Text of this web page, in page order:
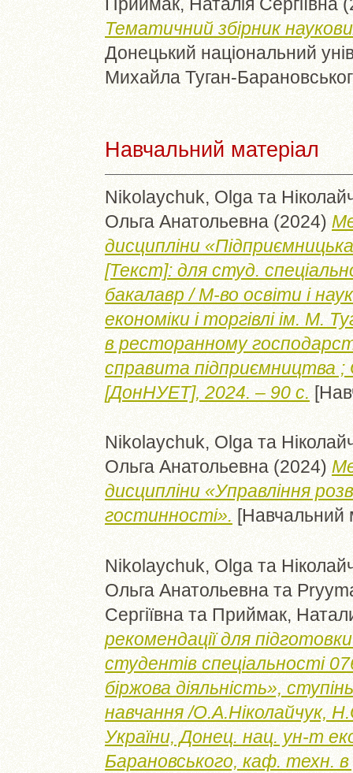
Тематичний збірник
Донецький національний
Михайла Туган-
Навчальний матеріал
Nikolaychuk, Olga та
Ольга Анатольевна (2024)
дисципліни
[Текст]: для студ.
бакалавр / М-во освіти і
економіки і торгівлі ім. М.
в ресторанному
справита підприємництва ;
[ДонНУЕТ], 2024. – 90 с.
Nikolaychuk, Olga та
Ольга Анатольевна (2024)
дисципліни «Управління
гостинності». [Навчальний
Nikolaychuk, Olga та
Ольга Анатольевна та
Сергіївна та Приймак,
рекомендації для
студентів спеціальності
біржова діяльність»,
навчання /О.А.Ніколайчук,
України, Донец. нац. ун-т
Барановського, каф. техн.